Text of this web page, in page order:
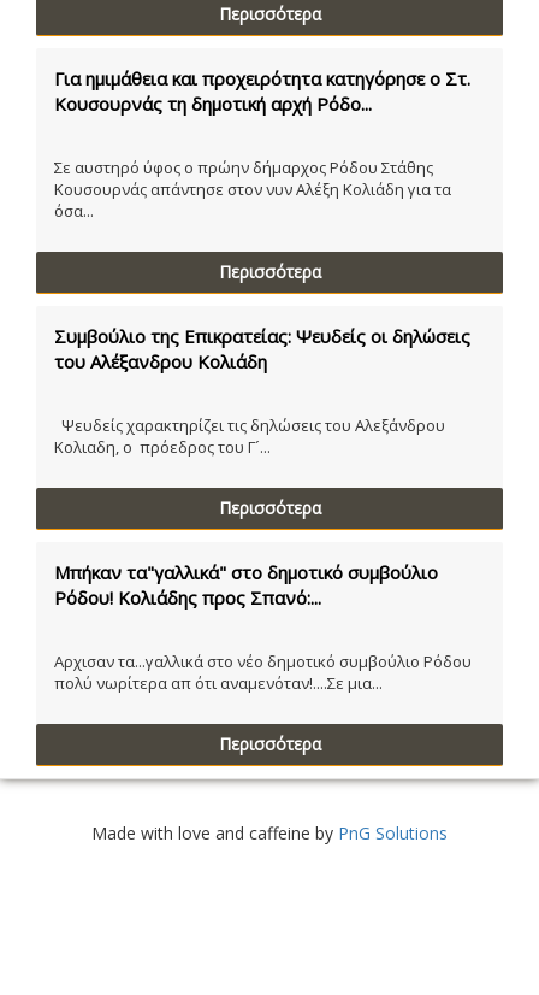
Περισσότερα
Για ημιμάθεια και προχειρότητα κατηγόρησε ο Στ.
Κουσουρνάς τη δημοτική αρχή Ρόδο...
Σε αυστηρό ύφος ο πρώην δήμαρχος Ρόδου Στάθης
Κουσουρνάς απάντησε στον νυν Αλέξη Κολιάδη για τα
όσα...
Περισσότερα
Συμβούλιο της Επικρατείας: Ψευδείς οι δηλώσεις
του Αλέξανδρου Κολιάδη
Ψευδείς χαρακτηρίζει τις δηλώσεις του Αλεξάνδρου
Κολιαδη, ο πρόεδρος του Γ´...
Περισσότερα
Μπήκαν τα"γαλλικά" στο δημοτικό συμβούλιο
Ρόδου! Κολιάδης προς Σπανό:...
Αρχισαν τα...γαλλικά στο νέο δημοτικό συμβούλιο Ρόδου
πολύ νωρίτερα απ ότι αναμενόταν!....Σε μια...
Περισσότερα
Made with love and caffeine by PnG Solutions